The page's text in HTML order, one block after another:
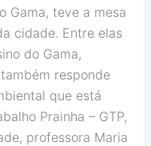
Gama, teve a mesa
cidade. Entre elas
do Gama,
responde
que está
Prainha – GTP,
professora Maria